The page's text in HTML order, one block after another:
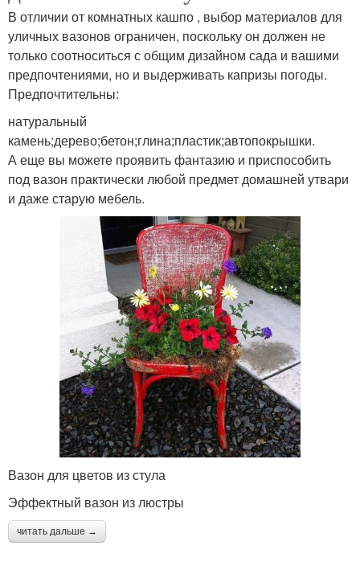
В отличии от комнатных кашпо , выбор материалов для
уличных вазонов ограничен, поскольку он должен не
только соотноситься с общим дизайном сада и вашими
предпочтениями, но и выдерживать капризы погоды.
Предпочтительны:
натуральный
камень;дерево;бетон;глина;пластик;автопокрышки.
А еще вы можете проявить фантазию и приспособить
под вазон практически любой предмет домашней утвари
и даже старую мебель.
Вазон для цветов из стула
Эффектный вазон из люстры
читать дальше →